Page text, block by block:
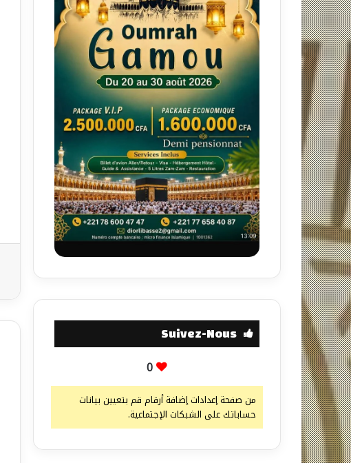
Suivez-Nous
0
من صفحة إعدادات إضافة أرقام قم بتعيين بيانات
حساباتك على الشبكات الإجتماعية.